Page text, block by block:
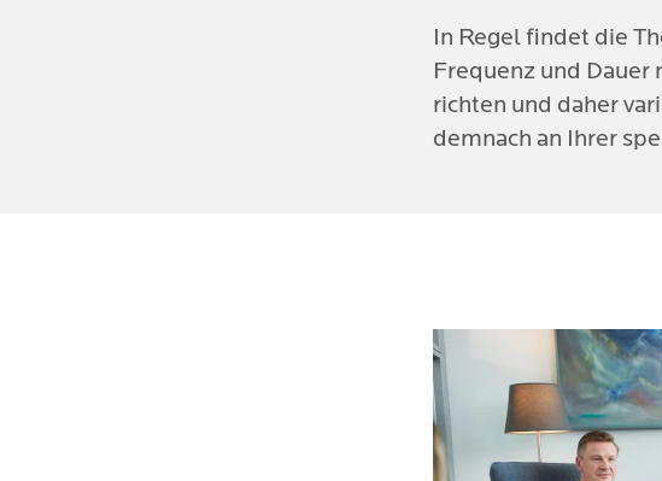
In Regel findet die
Frequenz und
richten und daher
demnach an Ihrer